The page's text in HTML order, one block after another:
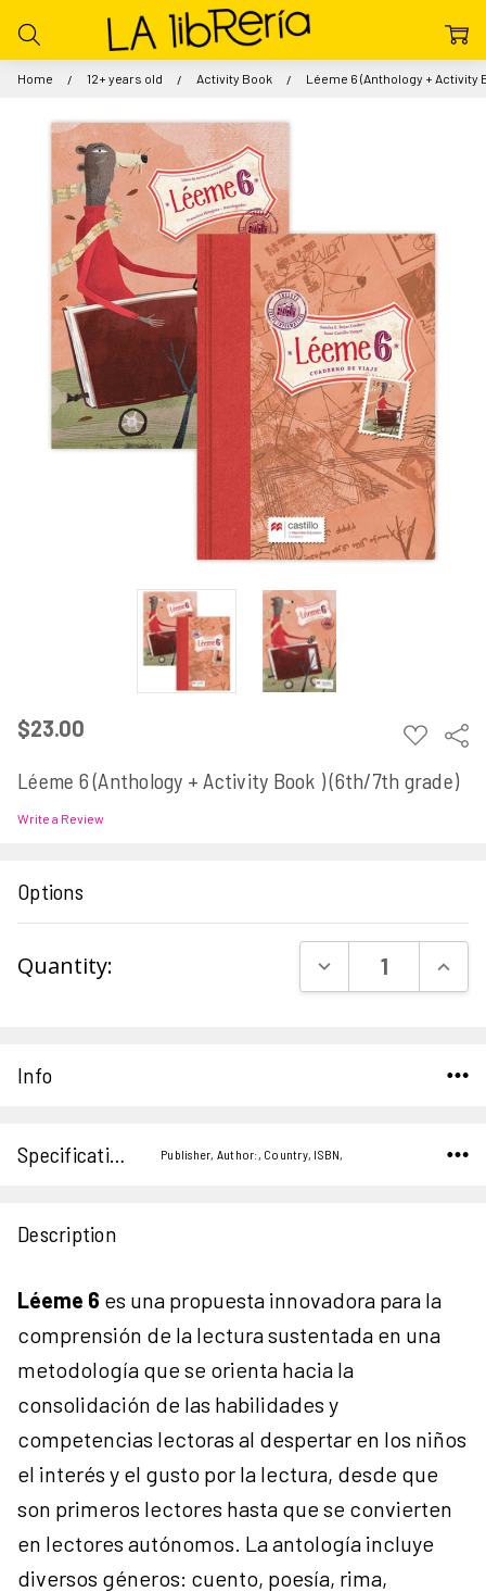
Home 12+ years old Activity Book Léeme 6 (Anthology + Activity
$23.00 ADD
TO
WISH
LIST
Léeme 6 (Anthology + Activity Book ) (6th/7th grade)
Write a Review
Options
Stock:
Quantity: DECREASE
Info
Specifications Publisher, Author:, Country, ISBN,
Description
Léeme 6 es una propuesta innovadora para la
comprensión de la lectura sustentada en una
metodología que se orienta hacia la
consolidación de las habilidades y
competencias lectoras al despertar en los niños
el interés y el gusto por la lectura, desde que
son primeros lectores hasta que se convierten
en lectores autónomos. La antología incluye
diversos géneros: cuento, poesía, rima,